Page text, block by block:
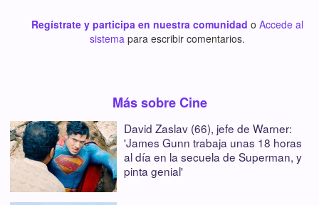
Regístrate y participa en nuestra comunidad o Accede al
sistema para escribir comentarios.
Más sobre Cine
David Zaslav (66), jefe de Warner:
'James Gunn trabaja unas 18 horas
al día en la secuela de Superman, y
pinta genial'